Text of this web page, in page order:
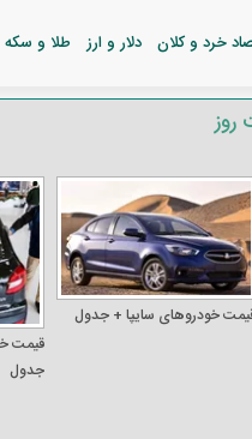
خرد و کلان دلار و ارز طلا و سکه
روز
خودرو‌های سایپا + جدول
قیمت
جدول